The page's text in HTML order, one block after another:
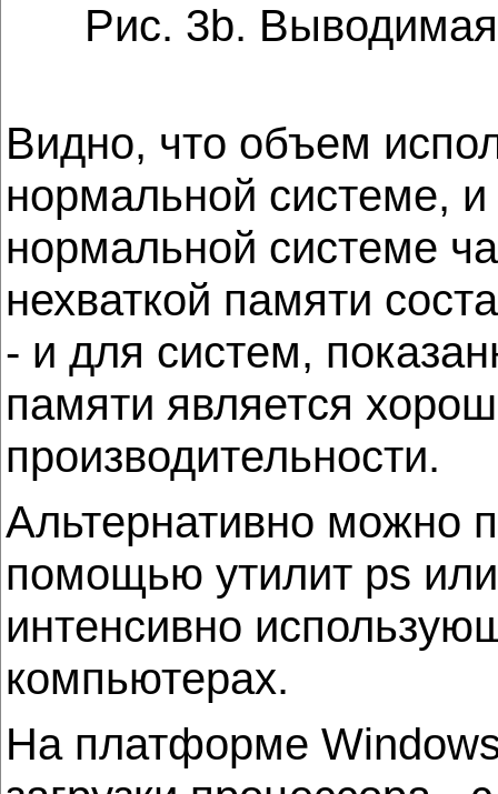
Рис. 3b.
Видно, что объем
нормальной системе,
нормальной системе
нехваткой памяти
- и для систем,
памяти является
производительности.
Альтернативно можно
помощью утилит ps
интенсивно
компьютерах.
На платформе